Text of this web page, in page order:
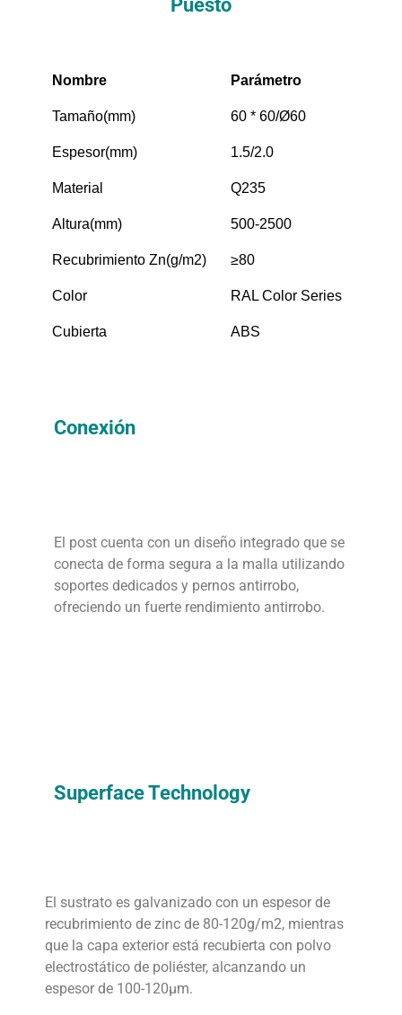
Nombre Parámetro
Tamaño(mm) 60 * 60/Ø60
Espesor(mm) 1.5/2.0
Material Q235
Altura(mm) 500-2500
Recubrimiento Zn(g/m2) ≥80
Color RAL Color Series
Cubierta ABS
Puesto
Conexión
El post cuenta con un diseño integrado que se
conecta de forma segura a la malla utilizando
soportes dedicados y pernos antirrobo,
ofreciendo un fuerte rendimiento antirrobo.
El sustrato es galvanizado con un espesor de
recubrimiento de zinc de 80-120g/m2, mientras
que la capa exterior está recubierta con polvo
electrostático de poliéster, alcanzando un
espesor de 100-120μm.
Superface Technology